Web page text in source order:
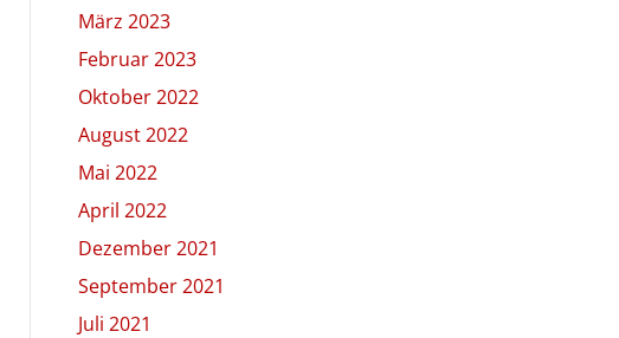
März 2023
Februar 2023
Oktober 2022
August 2022
Mai 2022
April 2022
Dezember 2021
September 2021
Juli 2021